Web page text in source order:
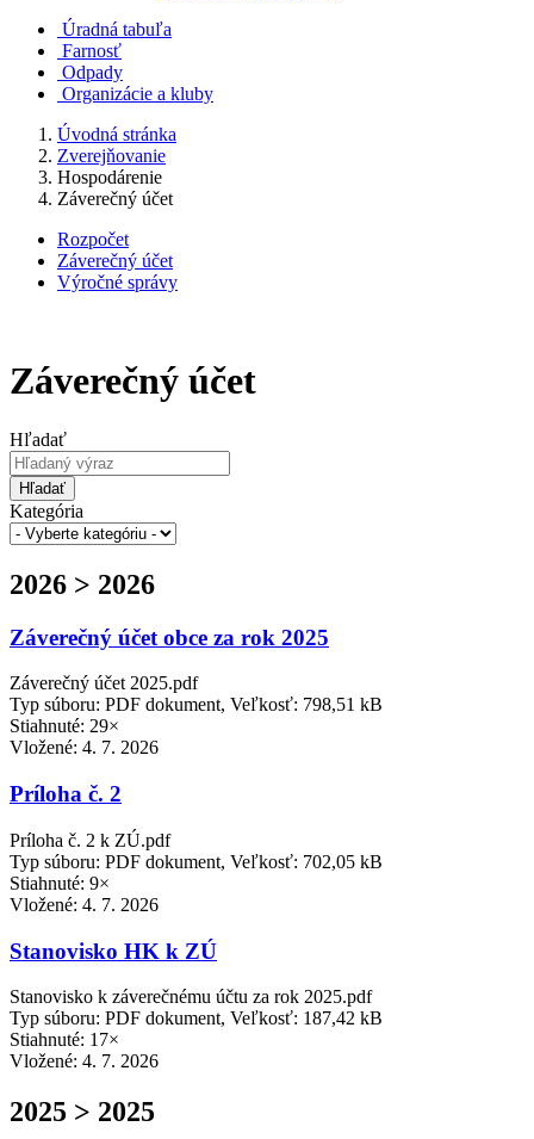
Úradná tabuľa
Farnosť
Odpady
Organizácie a kluby
Úvodná stránka
Zverejňovanie
Hospodárenie
Záverečný účet
Rozpočet
Záverečný účet
Výročné správy
Záverečný účet
Hľadať
Hľadať
Kategória
2026 > 2026
Záverečný účet obce za rok 2025
Záverečný účet 2025.pdf
Typ súboru: PDF dokument, Veľkosť: 798,51 kB
Stiahnuté: 29×
Vložené: 4. 7. 2026
Príloha č. 2
Príloha č. 2 k ZÚ.pdf
Typ súboru: PDF dokument, Veľkosť: 702,05 kB
Stiahnuté: 9×
Vložené: 4. 7. 2026
Stanovisko HK k ZÚ
Stanovisko k záverečnému účtu za rok 2025.pdf
Typ súboru: PDF dokument, Veľkosť: 187,42 kB
Stiahnuté: 17×
Vložené: 4. 7. 2026
2025 > 2025